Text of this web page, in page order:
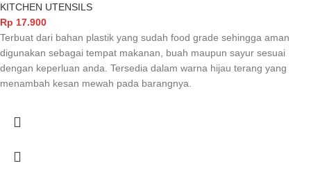
KITCHEN UTENSILS
Rp 17.900
Terbuat dari bahan plastik yang sudah food grade sehingga aman
digunakan sebagai tempat makanan, buah maupun sayur sesuai
dengan keperluan anda. Tersedia dalam warna hijau terang yang
menambah kesan mewah pada barangnya.